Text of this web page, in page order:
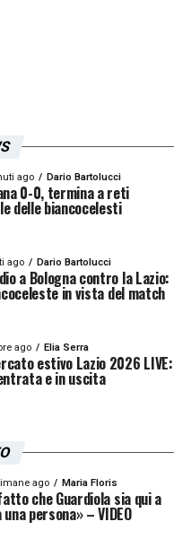
ago Dario Bartolucci
0-0, termina a reti
delle biancocelesti
ago Dario Bartolucci
a Bologna contro la Lazio:
in vista del match
ago Elia Serra
estivo Lazio 2026 LIVE:
e in uscita
ago Maria Floris
che Guardiola sia qui a
persona» – VIDEO